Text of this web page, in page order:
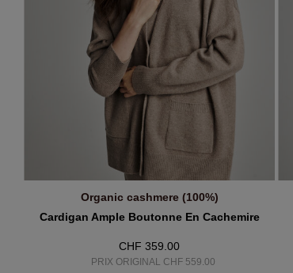
AJOUTER AU PANIER
Organic cashmere (100%)
Cardigan Ample Boutonne En Cachemire
CHF 359.00
PRIX ORIGINAL CHF 559.00